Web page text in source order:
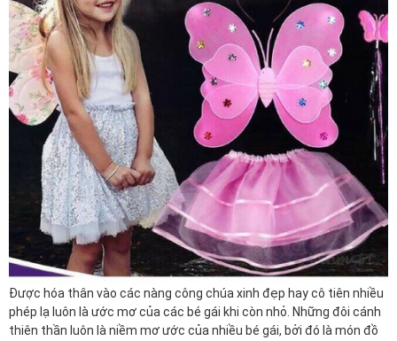
Được hóa thân vào các nàng công chúa xinh đẹp hay cô tiên nhiều
phép lạ luôn là ước mơ của các bé gái khi còn nhỏ. Những đôi cánh
thiên thần luôn là niềm mơ ước của nhiều bé gái, bởi đó là món đồ